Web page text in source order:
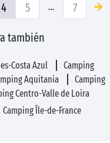
4 5 … 7
también
Costa Azul
Camping
Aquitania
Camping
Centro-Valle de Loira
Camping Île-de-France